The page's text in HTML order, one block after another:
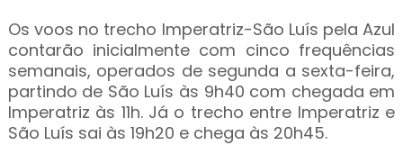
Os voos no trecho Imperatriz-São Luís pela Azul
contarão inicialmente com cinco frequências
semanais, operados de segunda a sexta-feira,
partindo de São Luís às 9h40 com chegada em
Imperatriz às 11h. Já o trecho entre Imperatriz e
São Luís sai às 19h20 e chega às 20h45.